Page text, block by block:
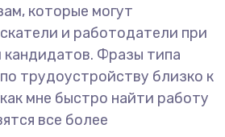
которые могут
и работодатели при
кандидатов. Фразы типа
трудоустройству близко к
мне быстро найти работу
все более